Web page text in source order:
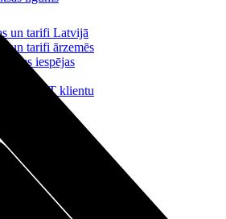
un tarifi Latvijā
un tarifi ārzemēs
iespējas
par LMT klientu